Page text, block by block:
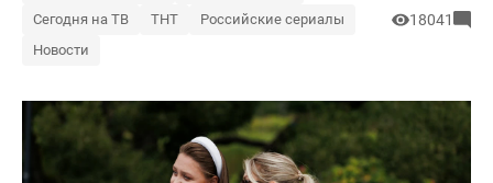
Сегодня на ТВ
ТНТ
Российские сериалы
Новости
18041